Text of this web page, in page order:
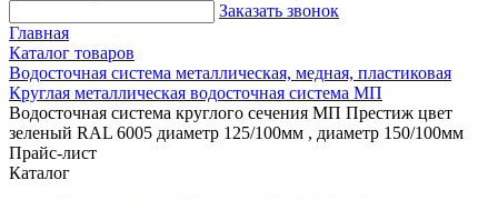
Заказать звонок
Главная
Каталог товаров
Водосточная система металлическая, медная, пластиковая
Круглая металлическая водосточная система МП
Водосточная система круглого сечения МП Престиж цвет
зеленый RAL 6005 диаметр 125/100мм , диаметр 150/100мм
Прайс-лист
Каталог